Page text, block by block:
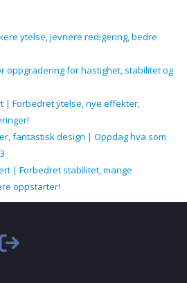
ytelse, jevnere redigering, bedre
oppgradering for hastighet, stabilitet og
| Forbedret ytelse, nye effekter,
fantastisk design | Oppdag hva som
| Forbedret stabilitet, mange
oppstarter!